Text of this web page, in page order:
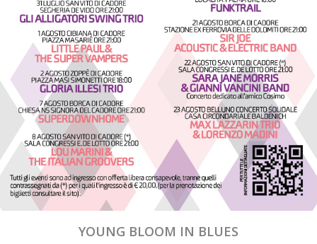
YOUNG BLOOM IN BLUES